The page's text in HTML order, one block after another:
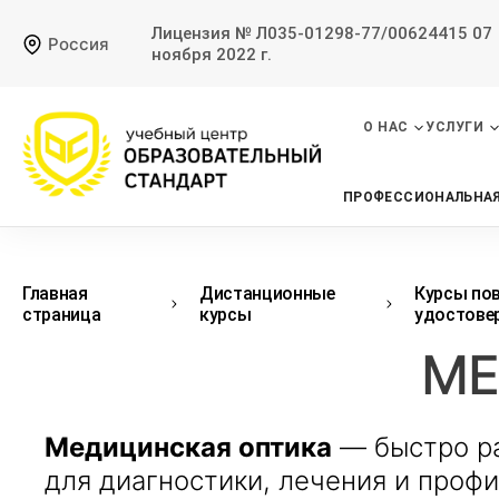
Россия
Лицензия № Л035-01298-77/00624415 07
ноября 2022 г.
О НАС УСЛУГИ
Главная
страница
Дистанционные
курсы
Курсы
Медицинская оптика — быстро
для диагностики, лечения и